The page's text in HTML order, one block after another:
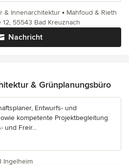
Nachricht
& Innenarchitektur ▪ Mahfoud & Rieth
55543 Bad Kreuznach
& Grünplanungsbüro
Entwurfs- und
kompetente Projektbegleitung
und Freir...
Ingelheim